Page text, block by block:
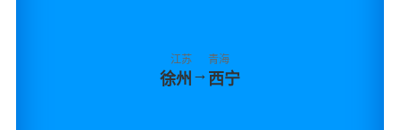
江苏
徐州 →
青海
西宁